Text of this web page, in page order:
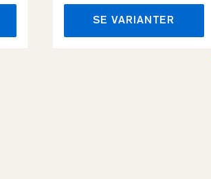
SE VARIANTER